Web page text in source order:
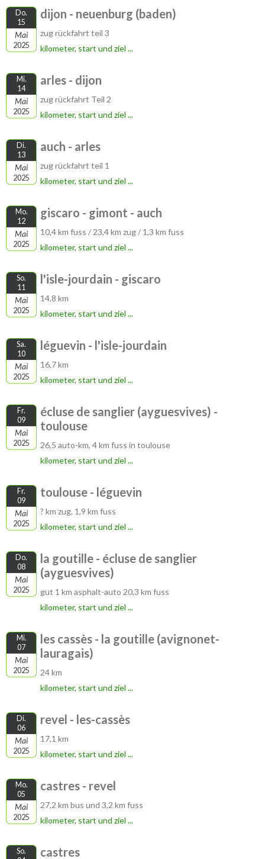
Do.
15
Mai
2025
dijon - neuenburg (baden)
zug rückfahrt teil 3
kilometer, start und ziel ...
Mi.
14
Mai
2025
arles - dijon
zug rückfahrt Teil 2
kilometer, start und ziel ...
Di.
13
Mai
2025
auch - arles
zug rückfahrt teil 1
kilometer, start und ziel ...
Mo.
12
Mai
2025
giscaro - gimont - auch
10,4 km fuss / 23,4 km zug / 1,3 km fuss
kilometer, start und ziel ...
So.
11
Mai
2025
l'isle-jourdain - giscaro
14,8 km
kilometer, start und ziel ...
Sa.
10
Mai
2025
léguevin - l'isle-jourdain
16,7 km
kilometer, start und ziel ...
Fr.
09
Mai
2025
écluse de sanglier (ayguesvives) -
toulouse
26,5 auto-km, 4 km fuss in toulouse
kilometer, start und ziel ...
Fr.
09
Mai
2025
toulouse - léguevin
? km zug, 1,9 km fuss
kilometer, start und ziel ...
Do.
08
Mai
2025
la goutille - écluse de sanglier
(ayguesvives)
gut 1 km asphalt-auto 20,3 km fuss
kilometer, start und ziel ...
Mi.
07
Mai
2025
les cassès - la goutille (avignonet-
lauragais)
24 km
kilometer, start und ziel ...
Di.
06
Mai
2025
revel - les-cassès
17,1 km
kilometer, start und ziel ...
Mo.
05
Mai
2025
castres - revel
27,2 km bus und 3,2 km fuss
kilometer, start und ziel ...
So.
castres